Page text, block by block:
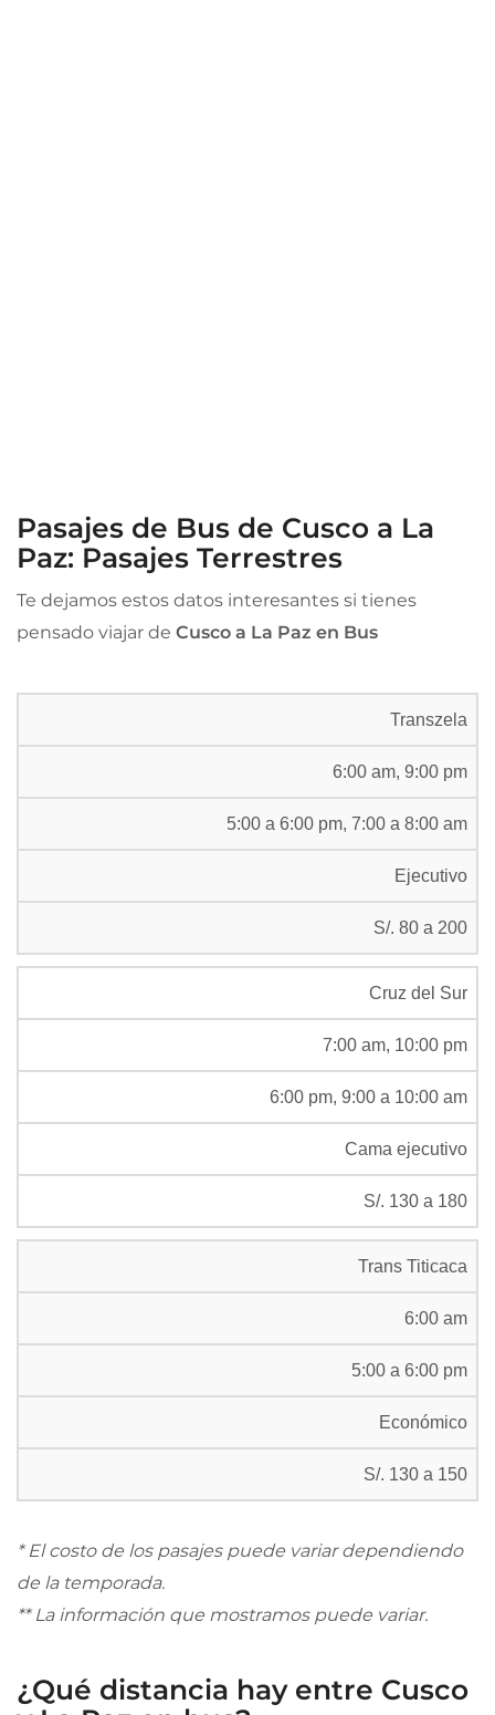
Pasajes de Bus de Cusco a La
Paz: Pasajes Terrestres
Te dejamos estos datos interesantes si tienes
pensado viajar de Cusco a La Paz en Bus
Transzela
6:00 am, 9:00 pm
5:00 a 6:00 pm, 7:00 a 8:00 am
Ejecutivo
S/. 80 a 200
Cruz del Sur
7:00 am, 10:00 pm
6:00 pm, 9:00 a 10:00 am
Cama ejecutivo
S/. 130 a 180
Trans Titicaca
6:00 am
5:00 a 6:00 pm
Económico
S/. 130 a 150
* El costo de los pasajes puede variar dependiendo
de la temporada.
** La información que mostramos puede variar.
¿Qué distancia hay entre Cusco